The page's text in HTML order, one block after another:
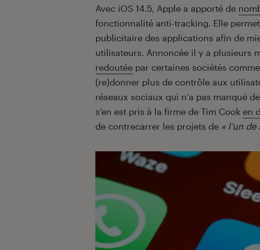
Introduction
Avec iOS 14.5, Apple a apporté de
fonctionnalité anti-tracking. Elle
publicitaire des applications afin de
utilisateurs. Annoncée il y a plusieurs
redoutée par certaines sociétés
(re)donner plus de contrôle aux
réseaux sociaux qui n’a pas manqué
s’en est pris à la firme de Tim Cook en
de contrecarrer les projets de « l’un